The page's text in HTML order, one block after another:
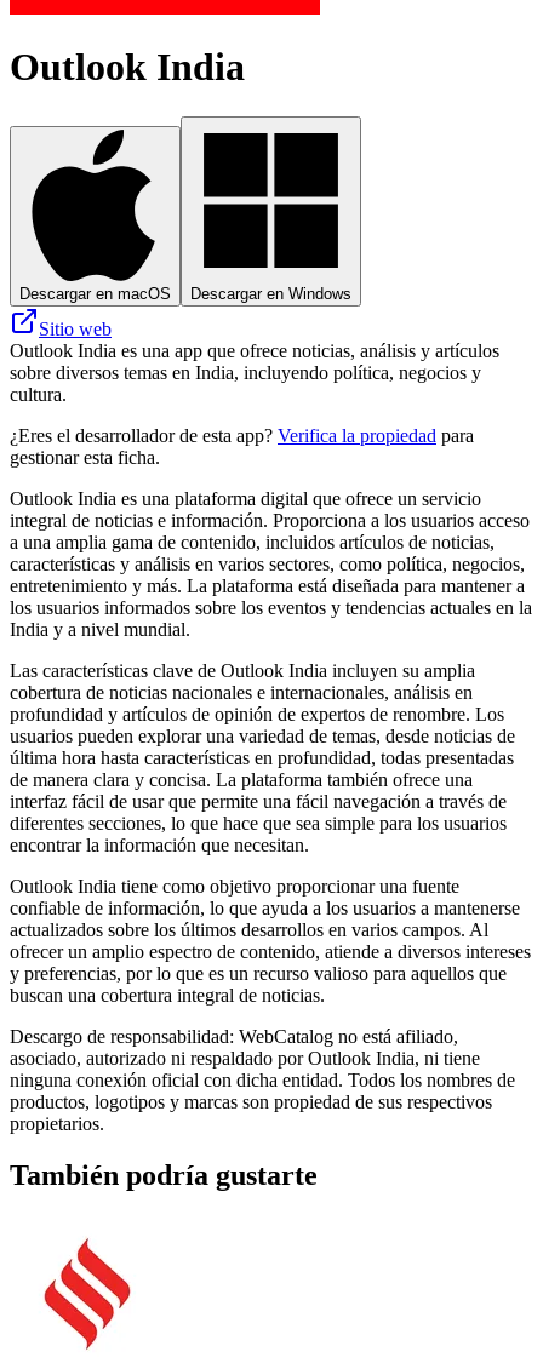
Outlook India
Descargar en macOS Descargar en Windows
Sitio web
Outlook India es una app que ofrece noticias, análisis y artículos
sobre diversos temas en India, incluyendo política, negocios y
cultura.
¿Eres el desarrollador de esta app? Verifica la propiedad para
gestionar esta ficha.
Outlook India es una plataforma digital que ofrece un servicio
integral de noticias e información. Proporciona a los usuarios acceso
a una amplia gama de contenido, incluidos artículos de noticias,
características y análisis en varios sectores, como política, negocios,
entretenimiento y más. La plataforma está diseñada para mantener a
los usuarios informados sobre los eventos y tendencias actuales en la
India y a nivel mundial.
Las características clave de Outlook India incluyen su amplia
cobertura de noticias nacionales e internacionales, análisis en
profundidad y artículos de opinión de expertos de renombre. Los
usuarios pueden explorar una variedad de temas, desde noticias de
última hora hasta características en profundidad, todas presentadas
de manera clara y concisa. La plataforma también ofrece una
interfaz fácil de usar que permite una fácil navegación a través de
diferentes secciones, lo que hace que sea simple para los usuarios
encontrar la información que necesitan.
Outlook India tiene como objetivo proporcionar una fuente
confiable de información, lo que ayuda a los usuarios a mantenerse
actualizados sobre los últimos desarrollos en varios campos. Al
ofrecer un amplio espectro de contenido, atiende a diversos intereses
y preferencias, por lo que es un recurso valioso para aquellos que
buscan una cobertura integral de noticias.
Descargo de responsabilidad: WebCatalog no está afiliado,
asociado, autorizado ni respaldado por Outlook India, ni tiene
ninguna conexión oficial con dicha entidad. Todos los nombres de
productos, logotipos y marcas son propiedad de sus respectivos
propietarios.
También podría gustarte